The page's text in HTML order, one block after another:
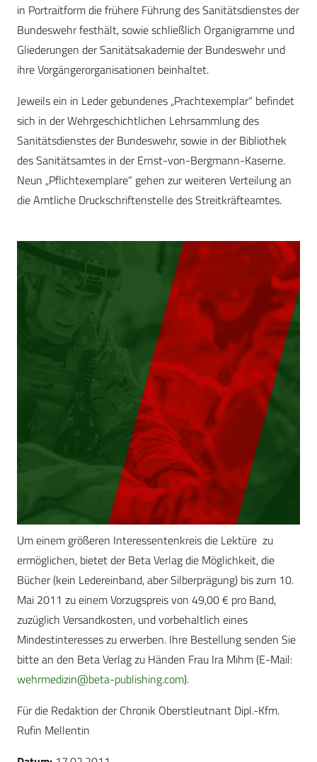
in Portraitform die frühere Führung des Sanitätsdienstes der
Bundeswehr festhält, sowie schließlich Organigramme und
Gliederungen der Sanitätsakademie der Bundeswehr und
ihre Vorgängerorganisationen beinhaltet.
Jeweils ein in Leder gebundenes „Prachtexemplar“ befindet
sich in der Wehrgeschichtlichen Lehrsammlung des
Sanitätsdienstes der Bundeswehr, sowie in der Bibliothek
des Sanitätsamtes in der Ernst-von-Bergmann-Kaserne.
Neun „Pflichtexemplare“ gehen zur weiteren Verteilung an
die Amtliche Druckschriftenstelle des Streitkräfteamtes.
Um einem größeren Interessentenkreis die Lektüre zu
ermöglichen, bietet der Beta Verlag die Möglichkeit, die
Bücher (kein Ledereinband, aber Silberprägung) bis zum 10.
Mai 2011 zu einem Vorzugspreis von 49,00 € pro Band,
zuzüglich Versandkosten, und vorbehaltlich eines
Mindestinteresses zu erwerben. Ihre Bestellung senden Sie
bitte an den Beta Verlag zu Händen Frau Ira Mihm (E-Mail:
wehrmedizin@beta-publishing.com).
Für die Redaktion der Chronik Oberstleutnant Dipl.-Kfm.
Rufin Mellentin